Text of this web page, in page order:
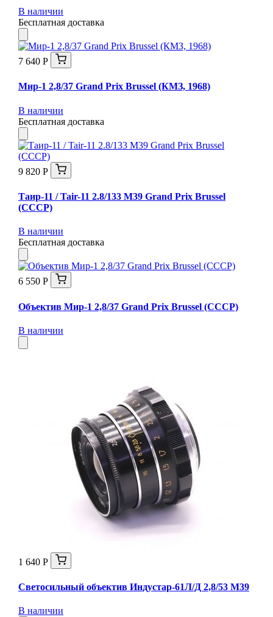
В наличии
Бесплатная доставка
7 640 Р
Мир-1 2,8/37 Grand Prix Brussel (КМЗ, 1968)
В наличии
Бесплатная доставка
9 820 Р
Таир-11 / Tair-11 2.8/133 M39 Grand Prix Brussel
(СССР)
В наличии
Бесплатная доставка
6 550 Р
Объектив Мир-1 2,8/37 Grand Prix Brussel (СССР)
В наличии
1 640 Р
Светосильный объектив Индустар-61Л/Д 2,8/53 М39
В наличии